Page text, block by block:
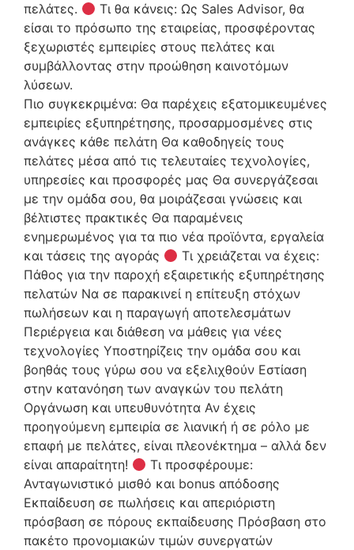
πελάτες.
Τι θα κάνεις: Ως Sales Advisor, θα
είσαι το πρόσωπο της εταιρείας, προσφέροντας
ξεχωριστές εμπειρίες στους πελάτες και
συμβάλλοντας στην προώθηση καινοτόμων
λύσεων.
Πιο συγκεκριμένα: Θα παρέχεις εξατομικευμένες
εμπειρίες εξυπηρέτησης, προσαρμοσμένες στις
ανάγκες κάθε πελάτη Θα καθοδηγείς τους
πελάτες μέσα από τις τελευταίες τεχνολογίες,
υπηρεσίες και προσφορές μας Θα συνεργάζεσαι
με την ομάδα σου, θα μοιράζεσαι γνώσεις και
βέλτιστες πρακτικές Θα παραμένεις
ενημερωμένος για τα πιο νέα προϊόντα, εργαλεία
και τάσεις της αγοράς
Τι χρειάζεται να έχεις:
Πάθος για την παροχή εξαιρετικής εξυπηρέτησης
πελατών Να σε παρακινεί η επίτευξη στόχων
πωλήσεων και η παραγωγή αποτελεσμάτων
Περιέργεια και διάθεση να μάθεις για νέες
τεχνολογίες Υποστηρίζεις την ομάδα σου και
βοηθάς τους γύρω σου να εξελιχθούν Εστίαση
στην κατανόηση των αναγκών του πελάτη
Οργάνωση και υπευθυνότητα Αν έχεις
προηγούμενη εμπειρία σε λιανική ή σε ρόλο με
επαφή με πελάτες, είναι πλεονέκτημα – αλλά δεν
είναι απαραίτητη!
Τι προσφέρουμε:
Ανταγωνιστικό μισθό και bonus απόδοσης
Εκπαίδευση σε πωλήσεις και απεριόριστη
πρόσβαση σε πόρους εκπαίδευσης Πρόσβαση στο
πακέτο προνομιακών τιμών συνεργατών